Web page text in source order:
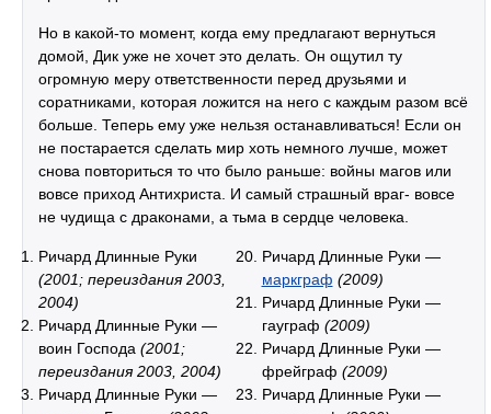
Но в какой-то момент, когда ему предлагают вернуться
домой, Дик уже не хочет это делать. Он ощутил ту
огромную меру ответственности перед друзьями и
соратниками, которая ложится на него с каждым разом всё
больше. Теперь ему уже нельзя останавливаться! Если он
не постарается сделать мир хоть немного лучше, может
снова повториться то что было раньше: войны магов или
вовсе приход Антихриста. И самый страшный враг- вовсе
не чудища с драконами, а тьма в сердце человека.
Ричард Длинные Руки
(2001; переиздания 2003,
2004)
Ричард Длинные Руки —
воин Господа (2001;
переиздания 2003, 2004)
Ричард Длинные Руки —
Ричард Длинные Руки —
маркграф (2009)
Ричард Длинные Руки —
гауграф (2009)
Ричард Длинные Руки —
фрейграф (2009)
Ричард Длинные Руки —